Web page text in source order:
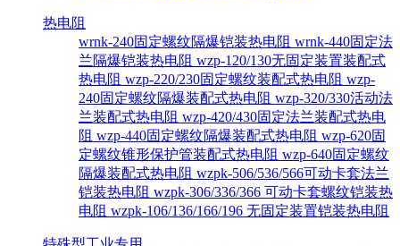
热电阻
wrnk-240固定螺纹隔爆铠装热电阻 wrnk-440固定法
兰隔爆铠装热电阻 wzp-120/130无固定装置装配式
热电阻 wzp-220/230固定螺纹装配式热电阻 wzp-
240固定螺纹隔爆装配式热电阻 wzp-320/330活动法
兰装配式热电阻 wzp-420/430固定法兰装配式热电
阻 wzp-440固定螺纹隔爆装配式热电阻 wzp-620固
定螺纹锥形保护管装配式热电阻 wzp-640固定螺纹
隔爆装配式热电阻 wzpk-506/536/566可动卡套法兰
铠装热电阻 wzpk-306/336/366 可动卡套螺纹铠装热
电阻 wzpk-106/136/166/196 无固定装置铠装热电阻